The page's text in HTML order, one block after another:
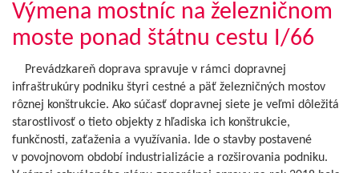
Výmena mostníc na železničnom
moste ponad štátnu cestu I/66
Prevádzkareň doprava spravuje v rámci dopravnej
infraštrukúry podniku štyri cestné a päť železničných mostov
rôznej konštrukcie. Ako súčasť dopravnej siete je veľmi dôležitá
starostlivosť o tieto objekty z hľadiska ich konštrukcie,
funkčnosti, zaťaženia a využívania. Ide o stavby postavené
v povojnovom období industrializácie a rozširovania podniku.